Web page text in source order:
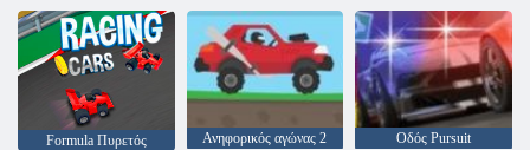
Formula Πυρετός Ανηφορικός αγώνας 2 Οδός Pursuit